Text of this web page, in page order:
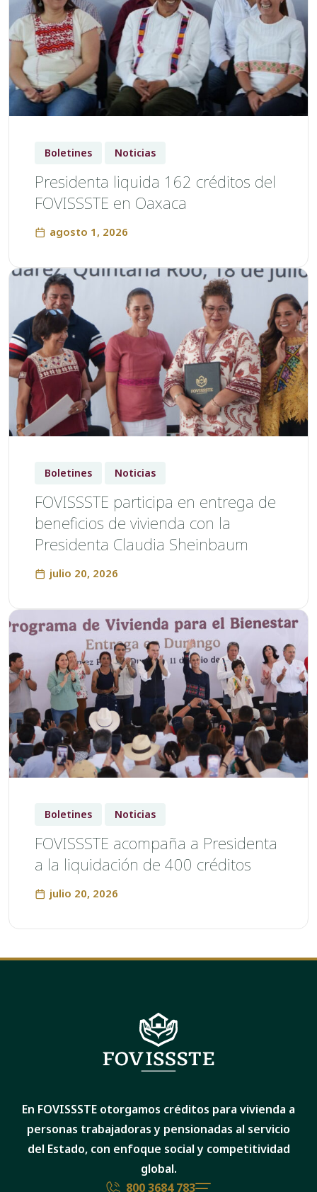
Boletines Noticias
Presidenta liquida 162 créditos del
FOVISSSTE en Oaxaca
agosto 1, 2026
Boletines Noticias
FOVISSSTE participa en entrega de
beneficios de vivienda con la
Presidenta Claudia Sheinbaum
julio 20, 2026
Boletines Noticias
FOVISSSTE acompaña a Presidenta
a la liquidación de 400 créditos
julio 20, 2026
En FOVISSSTE otorgamos créditos para vivienda a
personas trabajadoras y pensionadas al servicio
del Estado, con enfoque social y competitividad
global.
800 3684 783